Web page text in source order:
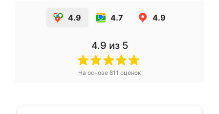
4.9 4.7 4.9
4.9 из 5
На основе 811 оценок